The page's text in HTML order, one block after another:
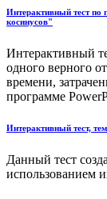
Интерактивный тест по
косинусов"
Интерактивный
одного верного
времени,
программе
Интерактивный тест,
Данный тест
использованием